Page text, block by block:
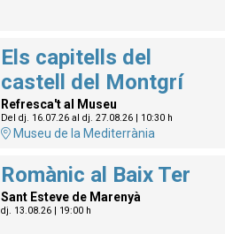
Els capitells del
castell del Montgrí
Refresca't al Museu
Del dj. 16.07.26al dj. 27.08.26| 10:30 h
Museu de la Mediterrània
Romànic al Baix Ter
Sant Esteve de Marenyà
dj. 13.08.26| 19:00 h